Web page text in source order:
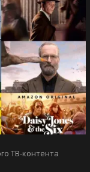
ТВ-контента